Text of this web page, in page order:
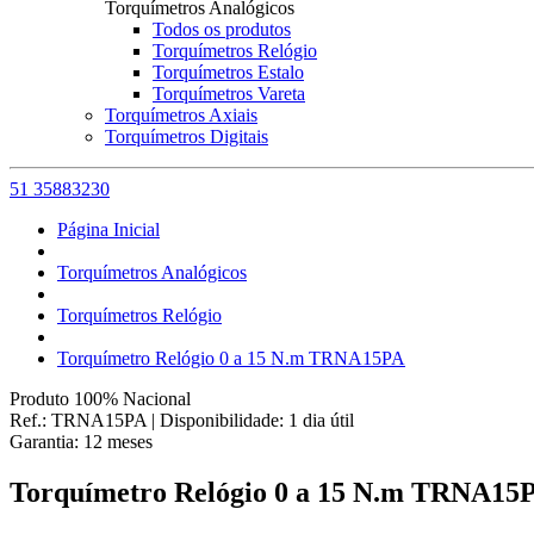
Torquímetros Analógicos
Todos os produtos
Torquímetros Relógio
Torquímetros Estalo
Torquímetros Vareta
Torquímetros Axiais
Torquímetros Digitais
51 35883230
Página Inicial
Torquímetros Analógicos
Torquímetros Relógio
Torquímetro Relógio 0 a 15 N.m TRNA15PA
Produto 100% Nacional
Ref.: TRNA15PA | Disponibilidade: 1 dia útil
Garantia: 12 meses
Torquímetro Relógio 0 a 15 N.m